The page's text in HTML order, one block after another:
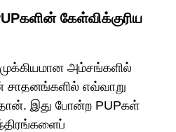
கேள்விக்குரிய
அம்சங்களில்
சாதனங்களில் எவ்வாறு
இது போன்ற PUPகள்